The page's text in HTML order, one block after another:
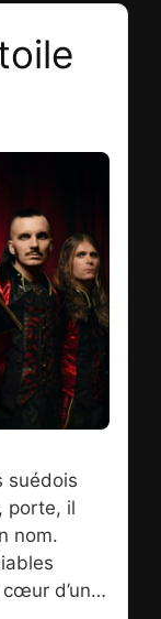
la
ses
légende
à
et
autres, en
rock. À vos
suédois
porte, il
nom.
d’un